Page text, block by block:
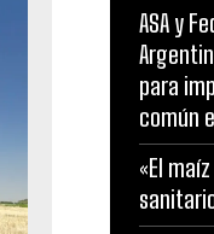
ASA y
para
común
«El